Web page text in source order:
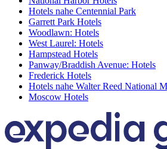
Hotels nahe Centennial Park
Garrett Park Hotels
Woodlawn: Hotels
West Laurel: Hotels
Hampstead Hotels
Panway/Braddish Avenue: Hotels
Frederick Hotels
Hotels nahe Walter Reed National
Moscow Hotels